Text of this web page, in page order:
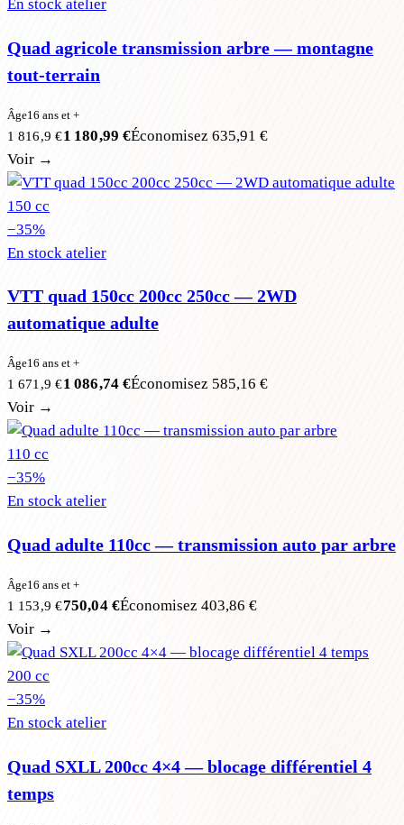
En stock atelier
Quad agricole transmission arbre — montagne
tout-terrain
Âge16 ans et +
1 816,9 €1 180,99 €Économisez635,91 €
Voir →
150 cc
−35%
En stock atelier
VTT quad 150cc 200cc 250cc — 2WD
automatique adulte
Âge16 ans et +
1 671,9 €1 086,74 €Économisez 585,16 €
Voir →
110 cc
−35%
En stock atelier
Quad adulte 110cc — transmission auto par arbre
Âge16 ans et +
1 153,9 €750,04 €Économisez403,86 €
Voir →
200 cc
−35%
En stock atelier
Quad SXLL 200cc 4×4 — blocage différentiel 4
temps